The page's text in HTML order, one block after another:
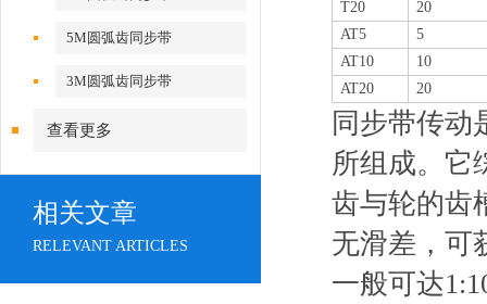
5M圆弧齿同步带
3M圆弧齿同步带
查看更多
相关文章
RELEVANT ARTICLES
T20
20
AT5
5
AT10
10
AT20
20
同步带传动
所组成。它
齿与轮的齿
无滑差，可
一般可达